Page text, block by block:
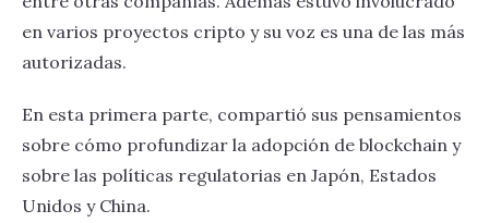
en varios proyectos cripto y su voz es una de las más
autorizadas.
En esta primera parte, compartió sus pensamientos
sobre cómo profundizar la adopción de blockchain y
sobre las políticas regulatorias en Japón, Estados
Unidos y China.